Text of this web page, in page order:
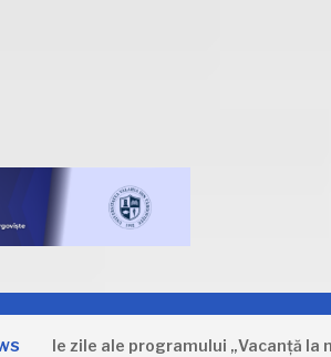
zile ale programului „Vacanță la muzeu”